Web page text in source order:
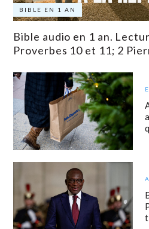
BIBLE EN 1 AN
Bible audio en 1 an.
Proverbes 10 et 11; 2